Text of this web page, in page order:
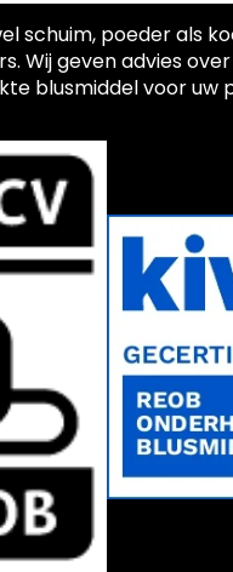
schuim, poeder als
Wij geven advies
blusmiddel voor uw